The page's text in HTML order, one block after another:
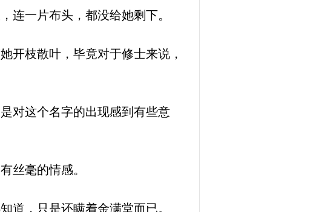
一片布头，都没给她剩下。
开枝散叶，毕竟对于修士来说，
对这个名字的出现感到有些意
丝毫的情感。
，只是还瞒着金满堂而已。